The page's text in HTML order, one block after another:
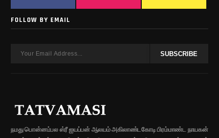
FOLLOW BY EMAIL
நமது பொன்னம்பல ஸ்ரீ ஐயப்பன் ஆலயம் அகிலாண்டகோடி பிரம்மாண்ட நாயகன்